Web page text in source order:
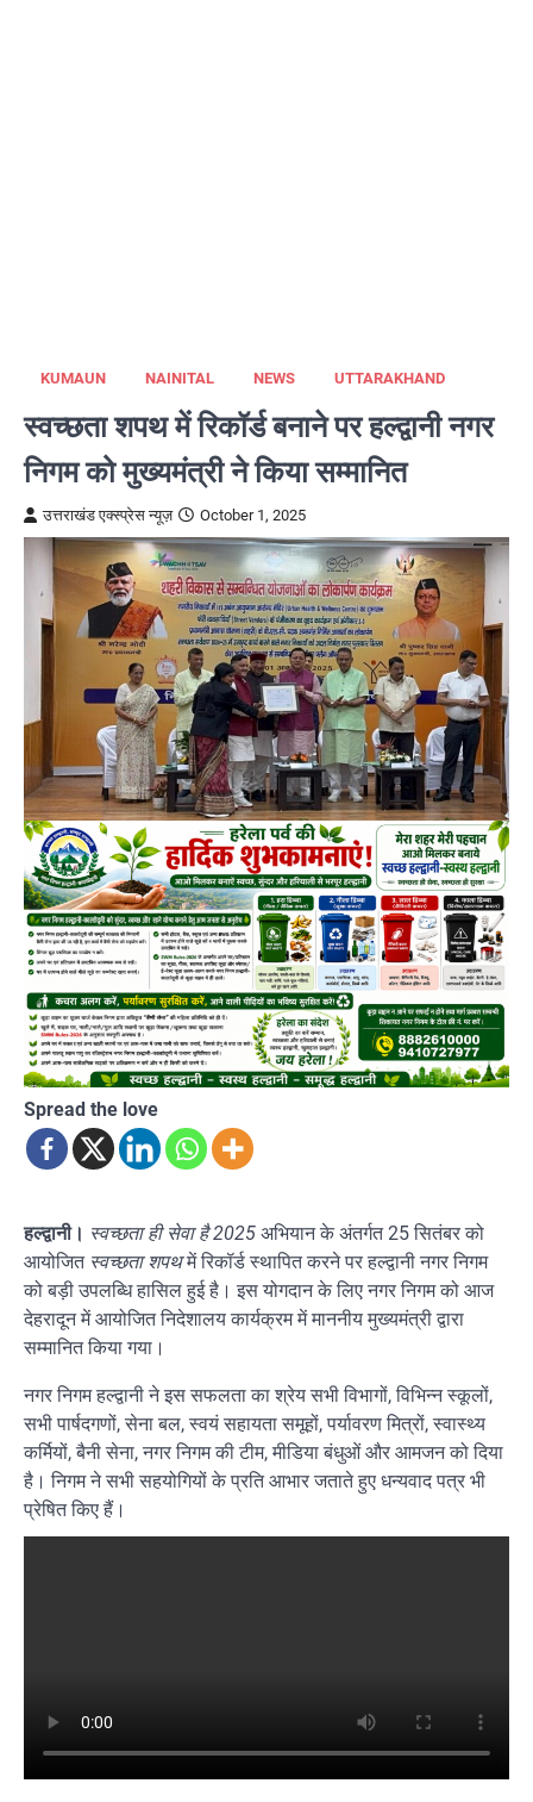
KUMAUN NAINITAL NEWS UTTARAKHAND
स्वच्छता शपथ में रिकॉर्ड बनाने पर हल्द्वानी नगर
निगम को मुख्यमंत्री ने किया सम्मानित
उत्तराखंड एक्स्प्रेस न्यूज़ October 1, 2025
Spread the love
हल्द्वानी। स्वच्छता ही सेवा है 2025 अभियान के अंतर्गत 25 सितंबर को
आयोजित स्वच्छता शपथमें रिकॉर्ड स्थापित करने पर हल्द्वानी नगर निगम
को बड़ी उपलब्धि हासिल हुई है। इस योगदान के लिए नगर निगम को आज
देहरादून में आयोजित निदेशालय कार्यक्रम में माननीय मुख्यमंत्री द्वारा
सम्मानित किया गया।
नगर निगम हल्द्वानी ने इस सफलता का श्रेय सभी विभागों, विभिन्न स्कूलों,
सभी पार्षदगणों, सेना बल, स्वयं सहायता समूहों, पर्यावरण मित्रों, स्वास्थ्य
कर्मियों, बैनी सेना, नगर निगम की टीम, मीडिया बंधुओं और आमजन को दिया
है। निगम ने सभी सहयोगियों के प्रति आभार जताते हुए धन्यवाद पत्र भी
प्रेषित किए हैं।